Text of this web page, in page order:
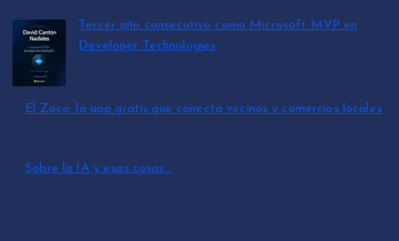
Tercer año consecutivo como Microsoft MVP en
Developer Technologies
El Zoco: la app gratis que conecta vecinos y comercios locales
Sobre la IA y esas cosas…